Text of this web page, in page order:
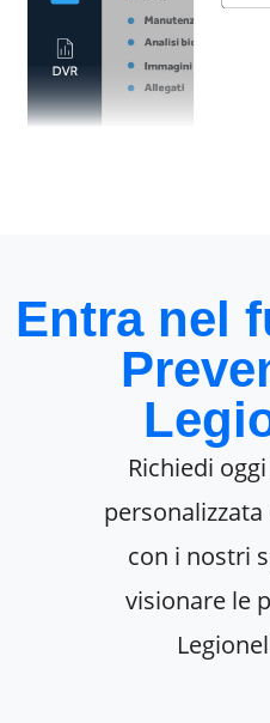
Entra nel
Richiedi
con i nostri
visionare le